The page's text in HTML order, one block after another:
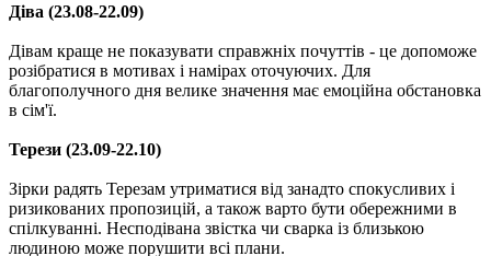
Діва (23.08-22.09)
Дівам краще не показувати справжніх почуттів - це допоможе
розібратися в мотивах і намірах оточуючих. Для
благополучного дня велике значення має емоційна обстановка
в сім'ї.
Терези (23.09-22.10)
Зірки радять Терезам утриматися від занадто спокусливих і
ризикованих пропозицій, а також варто бути обережними в
спілкуванні. Несподівана звістка чи сварка із близькою
людиною може порушити всі плани.